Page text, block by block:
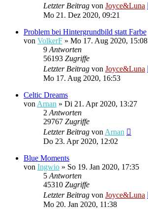
Letzter Beitrag von Joyce&Luna
Mo 21. Dez 2020, 09:21
Problem bei Hintergrundbild statt Farbe
von VolkerF » Mo 17. Aug 2020, 15:08
9 Antworten
56193 Zugriffe
Letzter Beitrag von Joyce&Luna
Mo 17. Aug 2020, 16:53
Celtic Dreams
von Arnan » Di 21. Apr 2020, 13:27
2 Antworten
29767 Zugriffe
Letzter Beitrag von Arnan
Do 23. Apr 2020, 12:02
Blue Moments
von Ingwio » So 19. Jan 2020, 17:35
5 Antworten
45310 Zugriffe
Letzter Beitrag von Joyce&Luna
Mo 20. Jan 2020, 11:38